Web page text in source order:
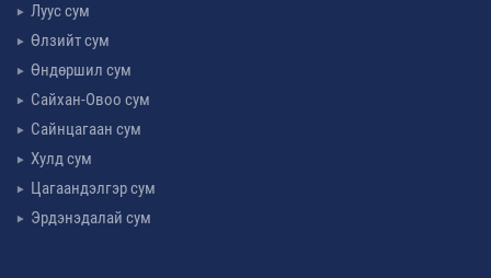
Луус сум
Өлзийт сум
Өндөршил сум
Сайхан-Овоо сум
Сайнцагаан сум
Хулд сум
Цагаандэлгэр сум
Эрдэнэдалай сум